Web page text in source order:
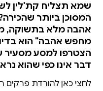
שמא תצליח קת'לין
המסוכן ביותר
אהבה מלא בתשוקה,
מחפש אהבה" הוא
הצטרפו למסע מסעיר
דבר אינו כפי שהוא